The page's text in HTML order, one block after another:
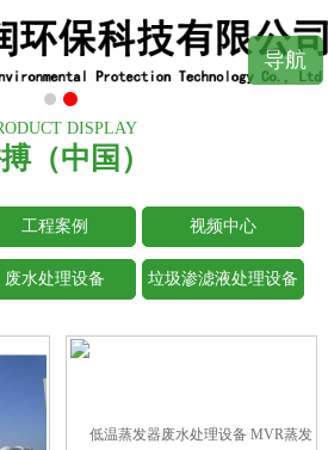
导航
DISPLAY
（中国）
工程案例 视频中心
废水处理设备 垃圾渗滤液处理设备